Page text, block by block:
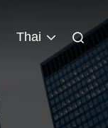
Thai